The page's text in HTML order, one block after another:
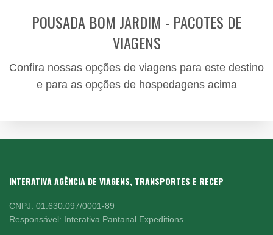
POUSADA BOM JARDIM - PACOTES DE
VIAGENS
Confira nossas opções de viagens para este destino
e para as opções de hospedagens acima
INTERATIVA AGÊNCIA DE VIAGENS, TRANSPORTES E RECEP
CNPJ: 01.630.097/0001-89
Responsável: Interativa Pantanal Expeditions